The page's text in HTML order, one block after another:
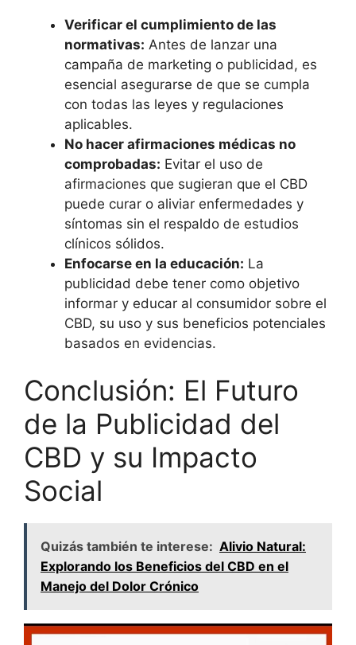
Verificar el cumplimiento de las
normativas: Antes de lanzar una
campaña de marketing o publicidad, es
esencial asegurarse de que se cumpla
con todas las leyes y regulaciones
aplicables.
No hacer afirmaciones médicas no
comprobadas: Evitar el uso de
afirmaciones que sugieran que el CBD
puede curar o aliviar enfermedades y
síntomas sin el respaldo de estudios
clínicos sólidos.
Enfocarse en la educación: La
publicidad debe tener como objetivo
informar y educar al consumidor sobre el
CBD, su uso y sus beneficios potenciales
basados en evidencias.
Conclusión: El Futuro
de la Publicidad del
CBD y su Impacto
Social
Quizás también te interese: Alivio Natural:
Explorando los Beneficios del CBD en el
Manejo del Dolor Crónico